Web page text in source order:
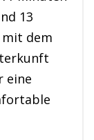
13
dem
eine